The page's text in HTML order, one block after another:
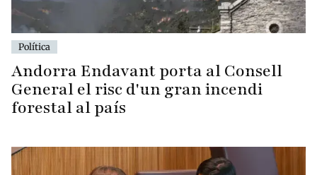
Política
Andorra Endavant porta al Consell
General el risc d'un gran incendi
forestal al país